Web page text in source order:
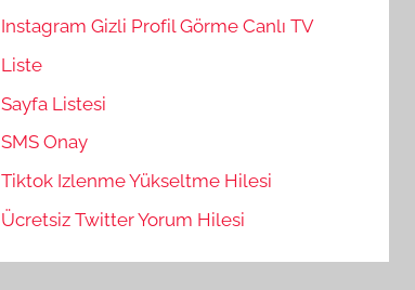
Instagram Gizli Profil Görme Canlı TV
Liste
Sayfa Listesi
SMS Onay
Tiktok Izlenme Yükseltme Hilesi
Ücretsiz Twitter Yorum Hilesi